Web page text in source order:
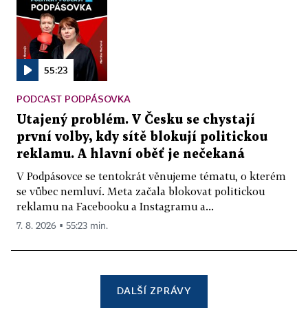
55:23
PODCAST PODPÁSOVKA
Utajený problém. V Česku se chystají
první volby, kdy sítě blokují politickou
reklamu. A hlavní oběť je nečekaná
V Podpásovce se tentokrát věnujeme tématu, o kterém
se vůbec nemluví. Meta začala blokovat politickou
reklamu na Facebooku a Instagramu a...
7. 8. 2026 ▪ 55:23 min.
DALŠÍ ZPRÁVY